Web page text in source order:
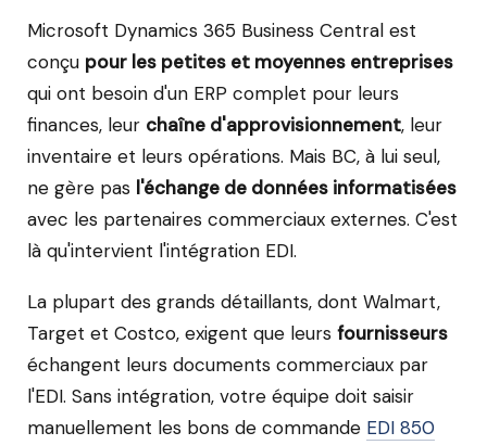
Microsoft Dynamics 365 Business Central est
conçu pour les petites et moyennes entreprises
qui ont besoin d'un ERP complet pour leurs
finances, leur chaîne d'approvisionnement, leur
inventaire et leurs opérations. Mais BC, à lui seul,
ne gère pas l'échange de données informatisées
avec les partenaires commerciaux externes. C'est
là qu'intervient l'intégration EDI.
La plupart des grands détaillants, dont Walmart,
Target et Costco, exigent que leurs fournisseurs
échangent leurs documents commerciaux par
l'EDI. Sans intégration, votre équipe doit saisir
manuellement les bons de commande EDI 850